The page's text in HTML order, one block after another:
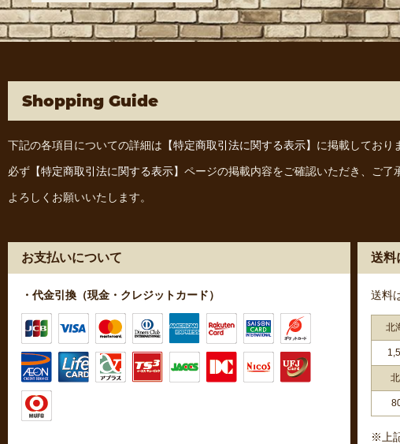
Shopping Guide
下記の各項目についての詳細は 【特定商取引法に関する表示】 に掲載しており
必ず 【特定商取引法に関する表示】 ページの掲載内容をご確認いただき、ご了
よろしくお願いいたします。
お支払いについて
・代金引換（現金・クレジットカード）
送料
送料
北
※上